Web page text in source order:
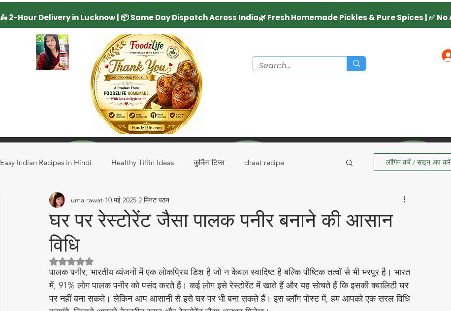
Easy Indian Recipes in Hindi Healthy Tiffin Ideas कुकिंग टिप्स chaat recipe
Regional Recipes Rice Recipe Drinks
cake recipe सिरका रेसिपीज
Featured Posts More Recipes अचार - चटनी Cleaning Hacks
लॉगिन करें / साइन अप करें
घर पर रेस्टोरेंट जैसा पालक पनीर बनाने की आसान
विधि
uma rawat 10 मई 2025 2 मिनट पठन
5 स्टार में से NaN रेटिंग दी गई।
पालक पनीर, भारतीय व्यंजनों में एक लोकप्रिय डिश है जो न केवल स्वादिष्ट है बल्कि पौष्टिक तत्वों से भी भरपूर है। भारत
में, 91% लोग पालक पनीर को पसंद करते हैं। कई लोग इसे रेस्टोरेंट में खाते हैं और यह सोचते हैं कि इसकी क्वालिटी घर
पर नहीं बना सकते। लेकिन आप आसानी से इसे घर पर भी बना सकते हैं। इस ब्लॉग पोस्ट में, हम आपको एक सरल विधि